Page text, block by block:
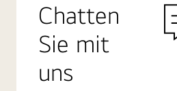
Chatten
Sie mit
uns